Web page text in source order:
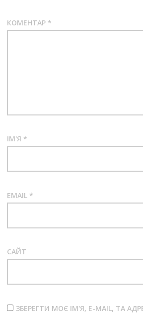
КОМЕНТАР *
ІМ'Я *
EMAIL *
САЙТ
ЗБЕРЕГТИ МОЄ ІМ'Я, E-MAIL, ТА